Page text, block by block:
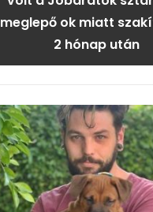
meglepő ok miatt
2 hónap után